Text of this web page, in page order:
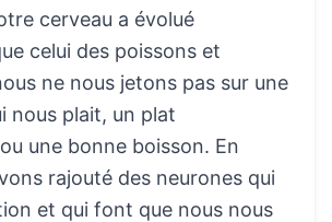
cerveau a évolué
celui des poissons et
ne nous jetons pas sur une
nous plait, un plat
une bonne boisson. En
rajouté des neurones qui
et qui font que nous nous